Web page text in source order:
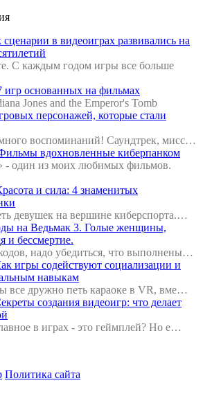
сценарии в видеоиграх развивались на
С каждым годом игры все больше
игр основанных на фильмах
Jones and the Emperor's Tomb
персонажей, которые стали
воспоминаний! Саундтрек, мисс…
вдохновленные киберпанком
- один из моих любимых фильмов.
и сила: 4 знаменитых
девушек на вершине киберспорта.…
на Ведьмак 3. Голые женщины,
и бессмертие.
надо убедиться, что выполнены…
игры содействуют социализации и
навыкам
все дружно петь караоке в VR, вме…
создания видеоигр: что делает
в играх - это геймплей? Но е…
Политика сайта